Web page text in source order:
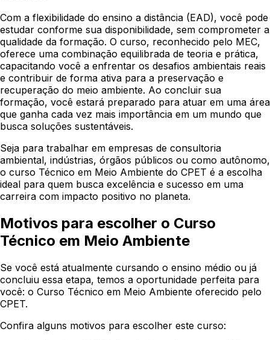
Com a flexibilidade do ensino a distância (EAD), você pode
estudar conforme sua disponibilidade, sem comprometer a
qualidade da formação. O curso, reconhecido pelo MEC,
oferece uma combinação equilibrada de teoria e prática,
capacitando você a enfrentar os desafios ambientais reais
e contribuir de forma ativa para a preservação e
recuperação do meio ambiente. Ao concluir sua
formação, você estará preparado para atuar em uma área
que ganha cada vez mais importância em um mundo que
busca soluções sustentáveis.
Seja para trabalhar em empresas de consultoria
ambiental, indústrias, órgãos públicos ou como autônomo,
o curso Técnico em Meio Ambiente do CPET é a escolha
ideal para quem busca excelência e sucesso em uma
carreira com impacto positivo no planeta.
Motivos para escolher o Curso
Técnico em Meio Ambiente
Se você está atualmente cursando o ensino médio ou já
concluiu essa etapa, temos a oportunidade perfeita para
você: o Curso Técnico em Meio Ambiente oferecido pelo
CPET.
Confira alguns motivos para escolher este curso: